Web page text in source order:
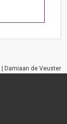
| Damiaan de Veuster